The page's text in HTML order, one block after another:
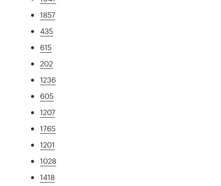
1857
435
615
202
1236
605
1207
1765
1201
1028
1418